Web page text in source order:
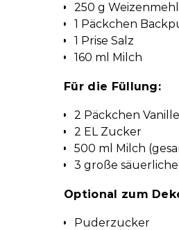
250 g
1 Päckchen
1 Prise Salz
160 ml Milch
Für die Füllung:
2 Päckchen
2 EL Zucker
500 ml Milch
3 große
Optional zum
Puderzucker